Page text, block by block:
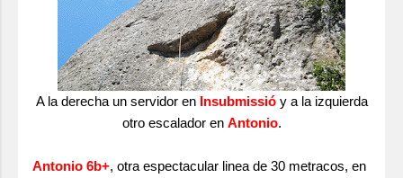
A la derecha un servidor en Insubmissióy a la izquierda
otro escalador en Antonio.
Antonio 6b+, otra espectacular linea de 30 metracos, en